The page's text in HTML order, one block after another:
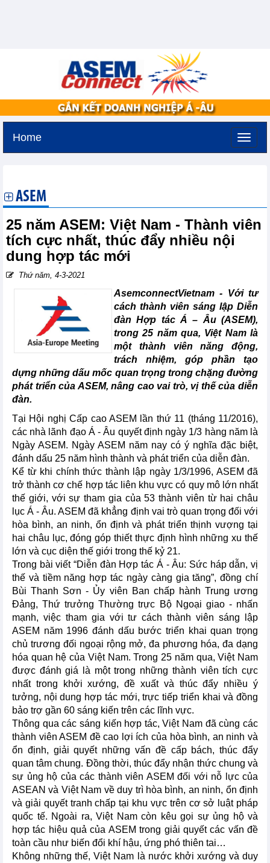
Home
ASEM
25 năm ASEM: Việt Nam - Thành viên
tích cực nhất, thúc đẩy nhiều nội
dung hợp tác mới
Thứ năm, 4-3-2021
AsemconnectVietnam - Với tư
cách thành viên sáng lập Diễn
đàn Hợp tác Á – Âu (ASEM),
trong 25 năm qua, Việt Nam là
một thành viên năng động,
trách nhiệm, góp phần tạo
dựng những dấu mốc quan trọng trong chặng đường
phát triển của ASEM, nâng cao vai trò, vị thế của diễn
đàn.
Tại Hội nghị Cấp cao ASEM lần thứ 11 (tháng 11/2016),
các nhà lãnh đạo Á - Âu quyết định ngày 1/3 hàng năm là
Ngày ASEM. Ngày ASEM năm nay có ý nghĩa đặc biệt,
đánh dấu 25 năm hình thành và phát triển của diễn đàn.
Kể từ khi chính thức thành lập ngày 1/3/1996, ASEM đã
trở thành cơ chế hợp tác liên khu vực có quy mô lớn nhất
thế giới, với sự tham gia của 53 thành viên từ hai châu
lục Á - Âu. ASEM đã khẳng định vai trò quan trọng đối với
hòa bình, an ninh, ổn định và phát triển thịnh vượng tại
hai châu lục, đóng góp thiết thực định hình những xu thế
lớn và cục diện thế giới trong thế kỷ 21.
Trong bài viết “Diễn đàn Hợp tác Á - Âu: Sức háp dẫn, vị
thế và tiềm năng hợp tác ngày càng gia tăng”, đồng chí
Bùi Thanh Sơn - Ủy viên Ban chấp hành Trung ương
Đảng, Thứ trưởng Thường trực Bộ Ngoại giao - nhấn
mạnh, việc tham gia với tư cách thành viên sáng lập
ASEM năm 1996 đánh dấu bước triển khai quan trọng
chủ trương đối ngoại rộng mở, đa phương hóa, đa dạng
hóa quan hệ của Việt Nam. Trong 25 năm qua, Việt Nam
được đánh giá là một trong những thành viên tích cực
nhất trong khởi xướng, đề xuất và thúc đẩy nhiều ý
tưởng, nội dung hợp tác mới, trực tiếp triển khai và đồng
bảo trợ gần 60 sáng kiến trên các lĩnh vực.
Thông qua các sáng kiến hợp tác, Việt Nam đã cùng các
thành viên ASEM đề cao lợi ích của hòa bình, an ninh và
ổn định, giải quyết những vấn đề cấp bách, thúc đẩy
quan tâm chung. Đồng thời, thúc đẩy nhận thức chung và
sự ủng hộ của các thành viên ASEM đối với nỗ lực của
ASEAN và Việt Nam về duy trì hòa bình, an ninh, ổn định
và giải quyết tranh chấp tại khu vực trên cơ sở luật pháp
quốc tế. Ngoài ra, Việt Nam còn kêu gọi sự ủng hộ và
hợp tác hiệu quả của ASEM trong giải quyết các vấn đề
toàn cầu như biến đổi khí hậu, ứng phó thiên tai…
Không những thế, Việt Nam là nước khởi xướng và duy